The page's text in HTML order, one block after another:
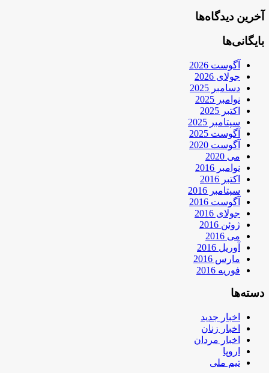
آخرین دیدگاه‌ها
بایگانی‌ها
آگوست 2026
جولای 2026
دسامبر 2025
نوامبر 2025
اکتبر 2025
سپتامبر 2025
آگوست 2025
آگوست 2020
می 2020
نوامبر 2016
اکتبر 2016
سپتامبر 2016
آگوست 2016
جولای 2016
ژوئن 2016
می 2016
آوریل 2016
مارس 2016
فوریه 2016
دسته‌ها
اخبار جدید
اخبار زنان
اخبار مردان
اروپا
تیم ملی